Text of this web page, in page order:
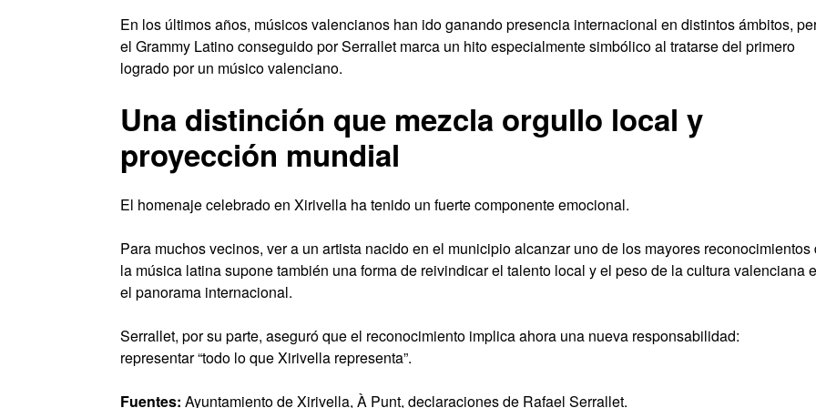
En los últimos años, músicos valencianos han ido ganando presencia internacional en distintos ámbitos,
el Grammy Latino conseguido por Serrallet marca un hito especialmente simbólico al tratarse del primero
logrado por un músico valenciano.
Una distinción que mezcla orgullo local y
proyección mundial
El homenaje celebrado en Xirivella ha tenido un fuerte componente emocional.
Para muchos vecinos, ver a un artista nacido en el municipio alcanzar uno de los mayores reconocimientos
la música latina supone también una forma de reivindicar el talento local y el peso de la cultura valenciana
el panorama internacional.
Serrallet, por su parte, aseguró que el reconocimiento implica ahora una nueva responsabilidad:
representar “todo lo que Xirivella representa”.
Fuentes: Ayuntamiento de Xirivella, À Punt, declaraciones de Rafael Serrallet.